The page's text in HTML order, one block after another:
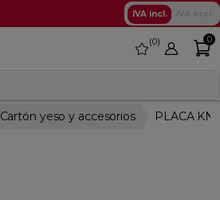
IVA incl.
favorite
0 0
Cartón yeso y accesorios PLACA